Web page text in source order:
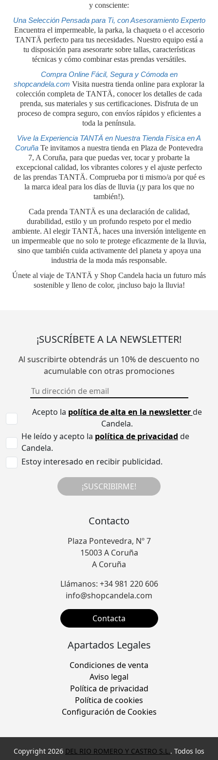
y consciente:
Una Selección Pensada para Ti, con Asesoramiento Experto
Encuentra el impermeable, la parka, la chaqueta o el accesorio
TANTÄ perfecto para tus necesidades. Nuestro equipo está a
tu disposición para asesorarte sobre tallas, características
técnicas y cómo combinar estas prendas versátiles.
Compra Online Fácil, Segura y Cómoda en
shopcandela.com Visita nuestra tienda online para explorar la
colección completa de TANTÄ, conocer los detalles de cada
prenda, sus materiales y sus certificaciones. Disfruta de un
proceso de compra seguro, con envíos rápidos y eficientes a
toda la península.
Vive la Experiencia TANTÄ en Nuestra Tienda Física en A
Coruña Te invitamos a nuestra tienda en Plaza de Pontevedra
7, A Coruña, para que puedas ver, tocar y probarte la
excepcional calidad, los vibrantes colores y el ajuste perfecto
de las prendas TANTÄ. Comprueba por ti mismo/a por qué es
la marca ideal para los días de lluvia (¡y para los que no
también!).
Cada prenda TANTÄ es una declaración de calidad,
durabilidad, estilo y un profundo respeto por el medio
ambiente. Al elegir TANTÄ, haces una inversión inteligente en
un impermeable que no solo te protege eficazmente de la lluvia,
sino que también cuida activamente del planeta y apoya una
industria de la moda más responsable.
Únete al viaje de TANTÄ y Shop Candela hacia un futuro más
sostenible y lleno de color, ¡incluso bajo la lluvia!
¡SUSCRÍBETE A LA NEWSLETTER!
Al suscribirte obtendrás un 10% de descuento no
acumulable con otras promociones
Acepto la política de alta en la newsletterde
Candela.
He leído y acepto la política de privacidad de
Candela.
Estoy interesado en recibir publicidad.
¡SUSCRIBIRME!
Contacto
Plaza Pontevedra, Nº 7
15003 A Coruña
A Coruña
Llámanos: +34 981 220 606
info@shopcandela.com
Contacta
Apartados Legales
Condiciones de venta
Aviso legal
Política de privacidad
Política de cookies
Configuración de Cookies
Copyright 2026 DEL RIO ROMERO Y CASTRO S.L.. Todos los